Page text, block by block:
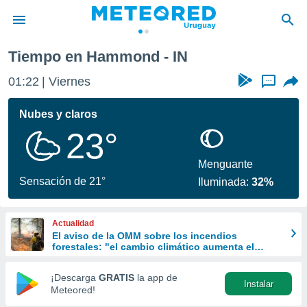
de
ha
calidad.
a este
las
y
forma
digital
basada
Tiempo en Hammond - IN
01:22 Viernes ...
Nubes y claros
23°
Sensación de 21°
Menguante
Iluminada:32%
Actualidad
El aviso de la OMM sobre los incendios
forestales: "el cambio climático aumenta el
¡Descarga GRATIS la app de
Meteored!
Instalar